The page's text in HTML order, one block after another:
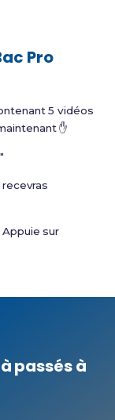
Pro
5 vidéos
✋
"
sur
passés à